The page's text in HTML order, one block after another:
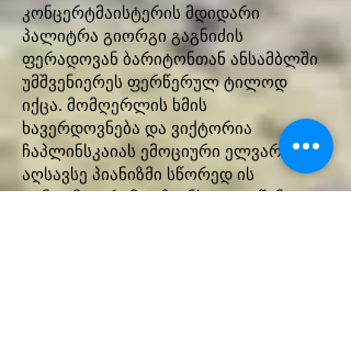
კონცერტმაისტერის მდიდარი
პალიტრა გიორგი გაგნიძის
ფერადოვან ბარიტონთან ანსამბლში
უმშვენიერეს ფერწერულ ტილოდ
იქცა. მომღერლის ხმის
ხავერდოვნება და ვიქტორია
ჩაპლინსკაიას ემოციური ელვარებით
აღსავსე პიანიზმი სწორედ ის